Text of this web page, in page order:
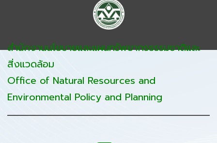
สำนักงานนโยบายและแผนทรัพยากรธรรมชาติและ
สิ่งแวดล้อม
Office of Natural Resources and
Environmental Policy and Planning